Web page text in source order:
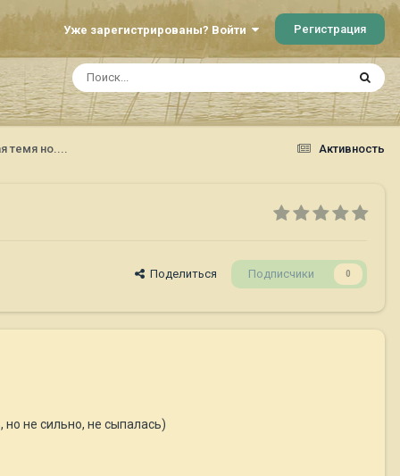
Уже зарегистрированы? Войти Регистрация
Активность
темя но....
Поделиться Подписчики 0
не сильно, не сыпалась)